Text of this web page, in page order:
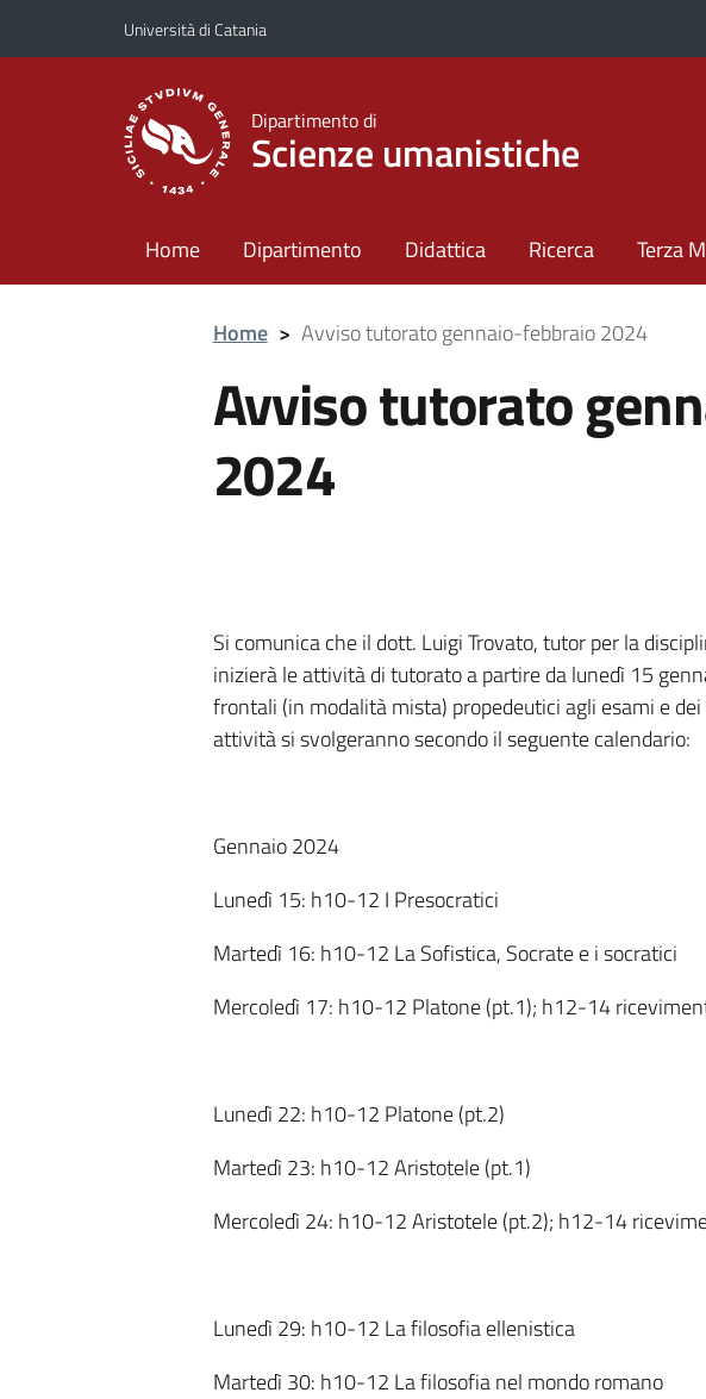
Vai al contenuto principale
Vai al menu di navigazione
Università di Catania
Dipartimento di
Scienze umanistiche
Home Dipartimento Didattica Ricerca Terza
Home > Avviso tutorato gennaio-febbraio 2024
Avviso tutorato
2024
Si comunica che il dott. Luigi Trovato, tutor per la
inizierà le attività di tutorato a partire da lunedì 15
frontali (in modalità mista) propedeutici agli esami e
attività si svolgeranno secondo il seguente calendario:
Gennaio 2024
Lunedì 15: h10-12 I Presocratici
Martedì 16: h10-12 La Sofistica, Socrate e i socratici
Mercoledì 17: h10-12 Platone (pt.1); h12-14
Lunedì 22: h10-12 Platone (pt.2)
Martedì 23: h10-12 Aristotele (pt.1)
Mercoledì 24: h10-12 Aristotele (pt.2); h12-14
Lunedì 29: h10-12 La filosofia ellenistica
Martedì 30: h10-12 La filosofia nel mondo romano